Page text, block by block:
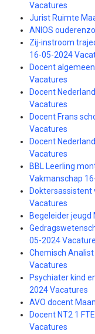
Vacatures
Jurist Ruimte
ANIOS
Zij-instroom
16-05-2024
Docent
Vacatures
Docent
Vacatures
Docent Frans
Vacatures
Docent
Vacatures
BBL Leerling
Vakmanschap
Doktersassistent
Vacatures
Begeleider
05-2024
Chemisch
Vacatures
Psychiater kind
2024 Vacatures
AVO docent
Docent NT2 1
Vacatures